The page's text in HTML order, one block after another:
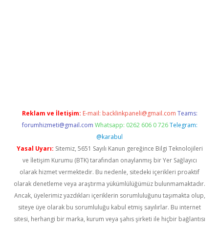
Reklam ve İletişim: E-mail: backlinkpaneli@gmail.com Teams:
forumhizmeti@gmail.com Whatsapp: 0262 606 0 726 Telegram:
@karabul
Yasal Uyarı: Sitemiz, 5651 Sayılı Kanun gereğince Bilgi Teknolojileri
ve İletişim Kurumu (BTK) tarafından onaylanmış bir Yer Sağlayıcı
olarak hizmet vermektedir. Bu nedenle, sitedeki içerikleri proaktif
olarak denetleme veya araştırma yükümlülüğümüz bulunmamaktadır.
Ancak, üyelerimiz yazdıkları içeriklerin sorumluluğunu taşımakta olup,
siteye üye olarak bu sorumluluğu kabul etmiş sayılırlar. Bu internet
sitesi, herhangi bir marka, kurum veya şahıs şirketi ile hiçbir bağlantısı